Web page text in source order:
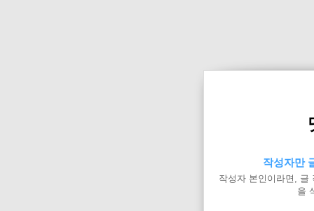
작성자만
작성자 본인이라면, 글
을